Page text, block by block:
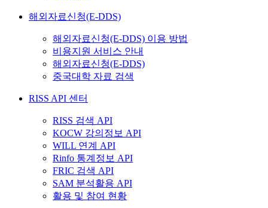
해외자료신청(E-DDS)
해외자료신청(E-DDS) 이용 방법
비용지원 서비스 안내
해외자료신청(E-DDS)
중국대학 자료 검색
RISS API 센터
RISS 검색 API
KOCW 강의정보 API
WILL 연계 API
Rinfo 통계정보 API
FRIC 검색 API
SAM 분석활용 API
활용 및 참여 현황